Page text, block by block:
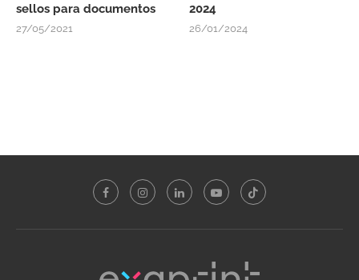
sellos para documentos
27/05/2021
2024
26/01/2024